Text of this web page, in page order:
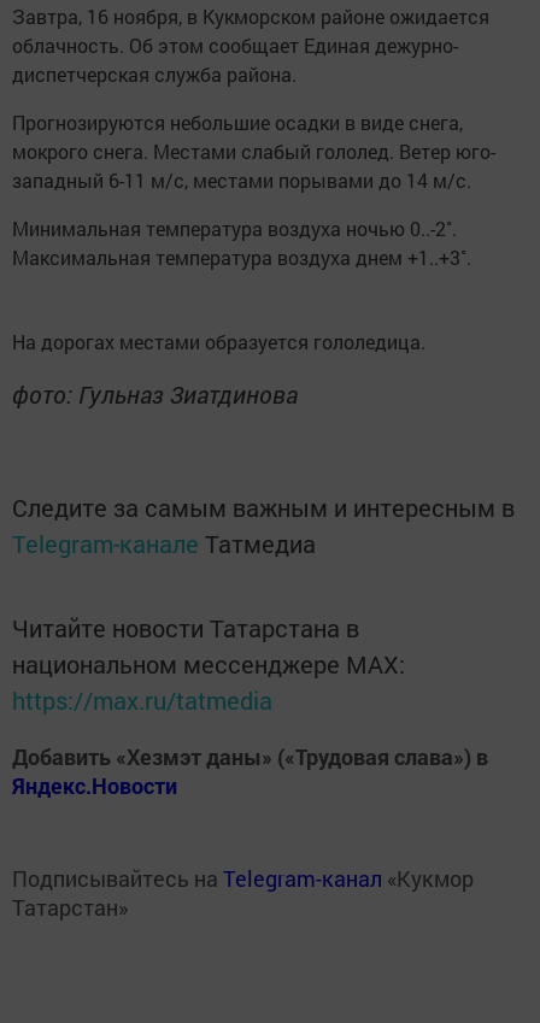
Завтра, 16 ноября, в Кукморском районе ожидается
облачность. Об этом сообщает Единая дежурно-
диспетчерская служба района.
Прогнозируются небольшие осадки в виде снега,
мокрого снега. Местами слабый гололед. Ветер юго-
западный 6-11 м/с, местами порывами до 14 м/с.
Минимальная температура воздуха ночью 0..-2˚.
Максимальная температура воздуха днем +1..+3˚.
На дорогах местами образуется гололедица.
фото: Гульназ Зиатдинова
Следите за самым важным и интересным в
Telegram-канале Татмедиа
Читайте новости Татарстана в
национальном мессенджере MАХ:
https://max.ru/tatmedia
Добавить «Хезмэт даны» («Трудовая слава») в
Яндекс.Новости
Подписывайтесь на Telegram-канал «Кукмор
Татарстан»